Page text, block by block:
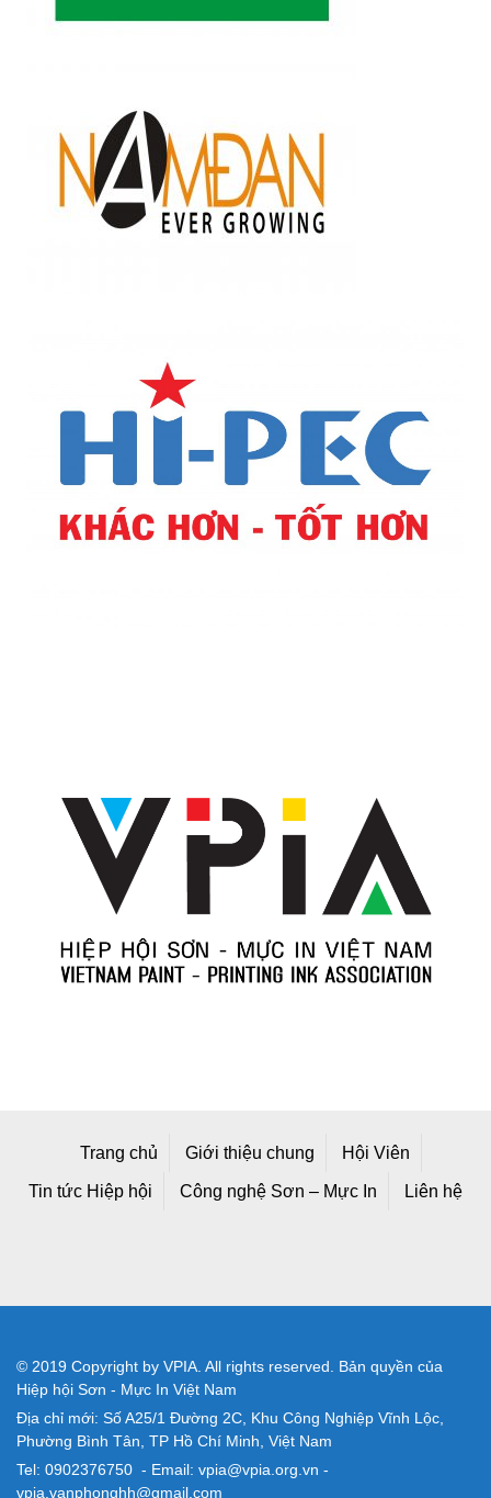
Trang chủ Giới thiệu chung Hội Viên
Tin tức Hiệp hội Công nghệ Sơn – Mực In Liên hệ
© 2019 Copyright by VPIA. All rights reserved. Bản quyền của
Hiệp hội Sơn - Mực In Việt Nam
Địa chỉ mới: Số A25/1 Đường 2C, Khu Công Nghiệp Vĩnh Lộc,
Phường Bình Tân, TP Hồ Chí Minh, Việt Nam
Tel: 0902376750 - Email: vpia@vpia.org.vn -
vpia.vanphonghh@gmail.com